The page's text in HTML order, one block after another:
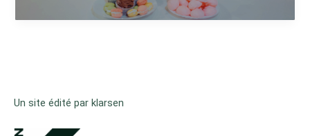
Un site édité par klarsen